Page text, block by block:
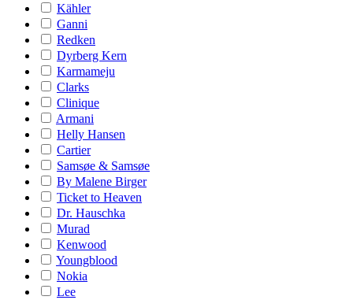
Kähler
Ganni
Redken
Dyrberg Kern
Karmameju
Clarks
Clinique
Armani
Helly Hansen
Cartier
Samsøe & Samsøe
By Malene Birger
Ticket to Heaven
Dr. Hauschka
Murad
Kenwood
Youngblood
Nokia
Lee